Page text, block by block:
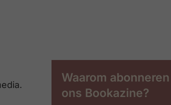
Waarom
ons Bookazine?